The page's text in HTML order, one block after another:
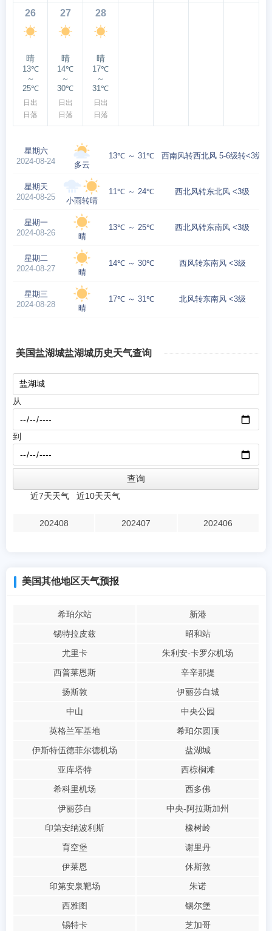
26
晴
13℃
～
25℃
日出
日落
27
晴
14℃
～
30℃
日出
日落
28
晴
17℃
～
31℃
日出
日落
星期六
2024-08-24
多云
13℃ ～ 31℃ 西南风转西北风 5-6级转<3级
星期天
2024-08-25
小雨转晴
11℃ ～ 24℃ 西北风转东北风 <3级
星期一
2024-08-26
晴
13℃ ～ 25℃ 西北风转东南风 <3级
星期二
2024-08-27
晴
14℃ ～ 30℃ 西风转东南风 <3级
星期三
2024-08-28
晴
17℃ ～ 31℃ 北风转东南风 <3级
美国盐湖城盐湖城历史天气查询
从
到
近7天天气 近10天天气
202408 202407 202406
美国其他地区天气预报
希珀尔站
新港
锡特拉皮兹
昭和站
尤里卡
朱利安·卡罗尔机场
西普莱恩斯
辛辛那提
扬斯敦
伊丽莎白城
中山
中央公园
英格兰军基地
希珀尔圆顶
伊斯特伍德菲尔德机场
盐湖城
亚库塔特
西棕榈滩
希科里机场
西多佛
伊丽莎白
中央-阿拉斯加州
印第安纳波利斯
橡树岭
育空堡
谢里丹
伊莱恩
休斯敦
印第安泉靶场
朱诺
西雅图
锡尔堡
锡特卡
芝加哥